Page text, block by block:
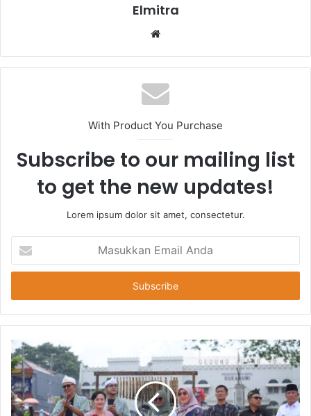
Elmitra
Website
With Product You Purchase
Subscribe to our mailing list
to get the new updates!
Lorem ipsum dolor sit amet, consectetur.
Email
Anda